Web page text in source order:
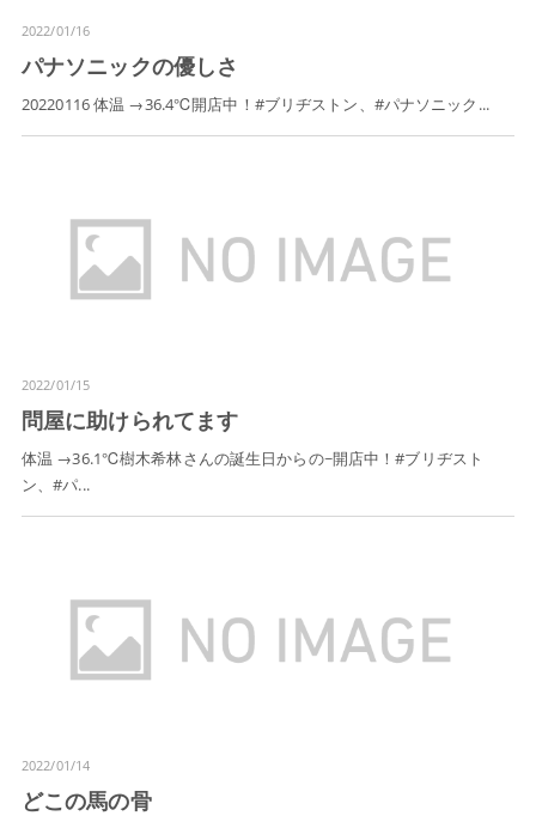
2022/01/16
パナソニックの優しさ
20220116 体温 →36.4℃開店中！#ブリヂストン、#パナソニック...
2022/01/15
問屋に助けられてます
体温 →36.1℃樹木希林さんの誕生日からの~開店中！#ブリヂスト
ン、#パ...
2022/01/14
どこの馬の骨